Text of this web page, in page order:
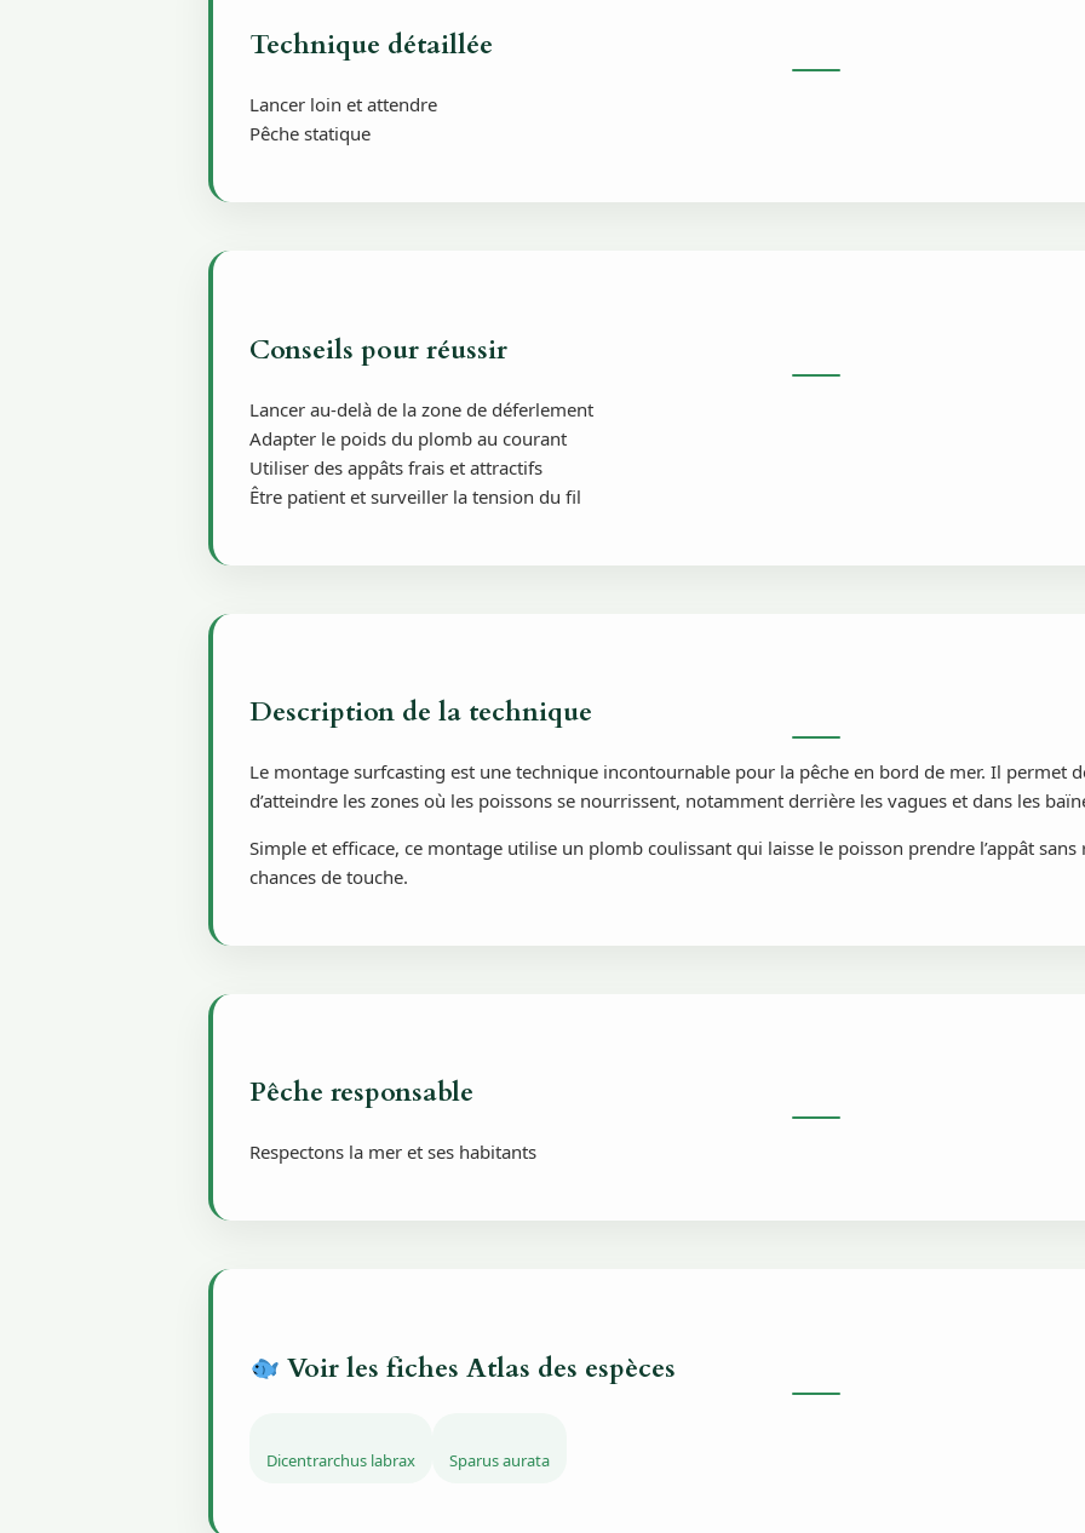
Technique détaillée
Lancer loin et attendre
Pêche statique
Conseils pour réussir
Lancer au-delà de la zone de déferlement
Adapter le poids du plomb au courant
Utiliser des appâts frais et attractifs
Être patient et surveiller la tension du fil
Description de la technique
Le montage surfcasting est une technique incontournable pour la pêche en bord de mer. Il permet
d’atteindre les zones où les poissons se nourrissent, notamment derrière les vagues et dans les
Simple et efficace, ce montage utilise un plomb coulissant qui laisse le poisson prendre l’appât
chances de touche.
Pêche responsable
Respectons la mer et ses habitants
Voir les fiches Atlas des espèces
Dicentrarchus labrax Sparus aurata